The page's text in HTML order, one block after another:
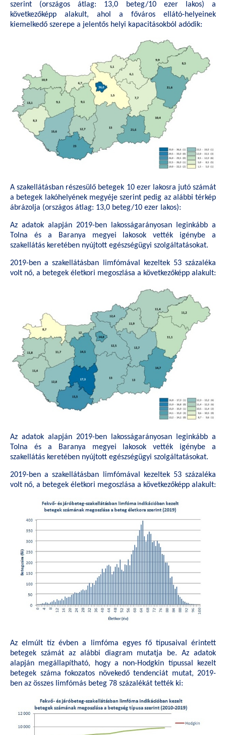
szerint (országos átlag: 13,0 beteg/10 ezer lakos) a
következőképp alakult, ahol a főváros ellátó-helyeinek
kiemelkedő szerepe a jelentős helyi kapacitásokból adódik:
A szakellátásban részesülő betegek 10 ezer lakosra jutó számát
a betegek lakóhelyének megyéje szerint pedig az alábbi térkép
ábrázolja (országos átlag: 13,0 beteg/10 ezer lakos):
Az adatok alapján 2019-ben lakosságarányosan leginkább a
Tolna és a Baranya megyei lakosok vették igénybe a
szakellátás keretében nyújtott egészségügyi szolgáltatásokat.
2019-ben a szakellátásban limfómával kezeltek 53 százaléka
volt nő, a betegek életkori megoszlása a következőképp alakult:
Az adatok alapján 2019-ben lakosságarányosan leginkább a
Tolna és a Baranya megyei lakosok vették igénybe a
szakellátás keretében nyújtott egészségügyi szolgáltatásokat.
2019-ben a szakellátásban limfómával kezeltek 53 százaléka
volt nő, a betegek életkori megoszlása a következőképp alakult:
Az elmúlt tíz évben a limfóma egyes fő típusaival érintett
betegek számát az alábbi diagram mutatja be. Az adatok
alapján megállapítható, hogy a non-Hodgkin típussal kezelt
betegek száma fokozatos növekedő tendenciát mutat, 2019-
ben az összes limfómás beteg 78 százalékát tették ki: